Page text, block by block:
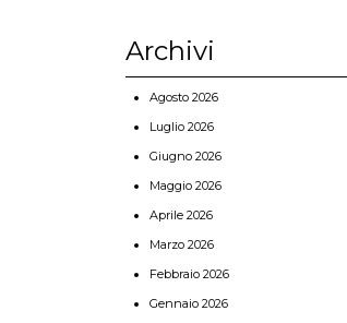
Archivi
Agosto 2026
Luglio 2026
Giugno 2026
Maggio 2026
Aprile 2026
Marzo 2026
Febbraio 2026
Gennaio 2026